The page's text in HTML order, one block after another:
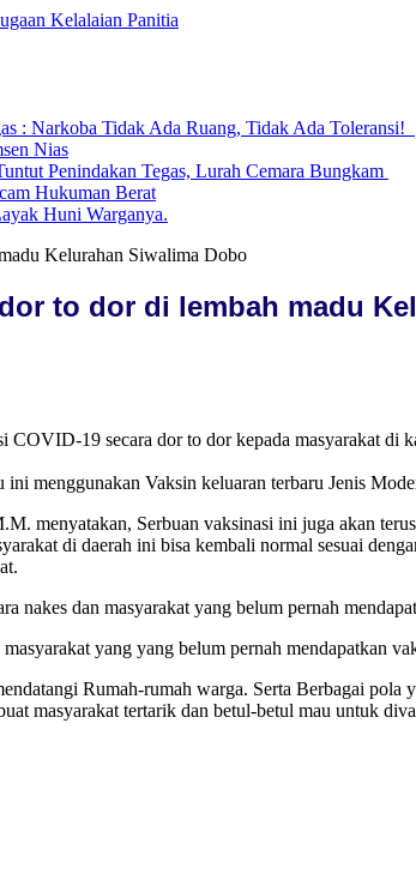
Kelalaian Panitia
: Narkoba Tidak Ada Ruang, Tidak Ada Toleransi!
Nias
Penindakan Tegas, Lurah Cemara Bungkam
Hukuman Berat
Huni Warganya.
Kelurahan Siwalima Dobo
to dor di lembah madu
19 secara dor to dor kepada masyarakat di
menggunakan Vaksin keluaran terbaru Jenis
Serbuan vaksinasi ini juga akan
di daerah ini bisa kembali normal sesuai
nakes dan masyarakat yang belum pernah
yang yang belum pernah mendapatkan
Rumah-rumah warga. Serta Berbagai pola
masyarakat tertarik dan betul-betul mau untuk